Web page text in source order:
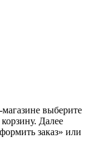
выберите
Далее
заказ» или